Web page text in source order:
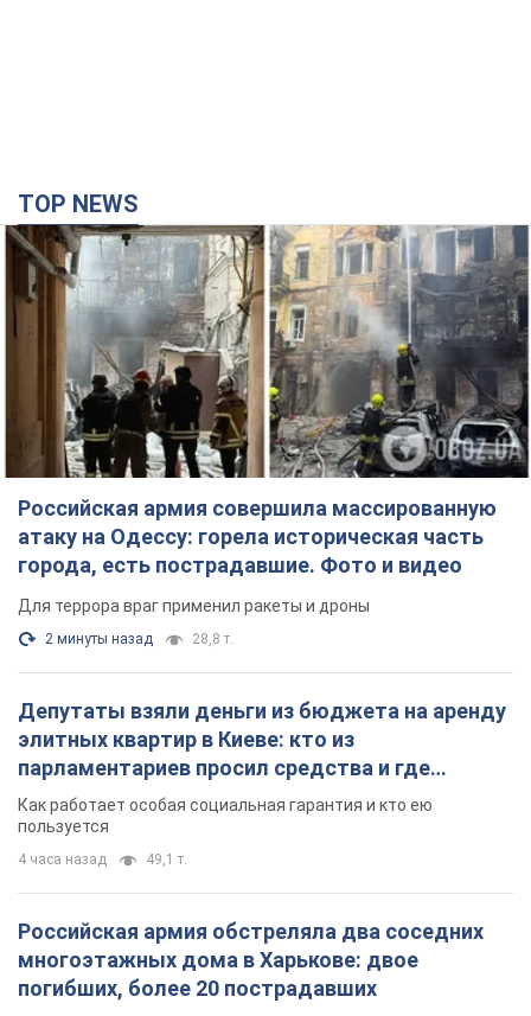
TOP NEWS
Российская армия совершила массированную
атаку на Одессу: горела историческая часть
города, есть пострадавшие. Фото и видео
Для террора враг применил ракеты и дроны
2 минуты назад 28,8 т.
Депутаты взяли деньги из бюджета на аренду
элитных квартир в Киеве: кто из
парламентариев просил средства и где
поселился
Как работает особая социальная гарантия и кто ею
пользуется
4 часа назад 49,1 т.
Российская армия обстреляла два соседних
многоэтажных дома в Харькове: двое
погибших, более 20 пострадавших